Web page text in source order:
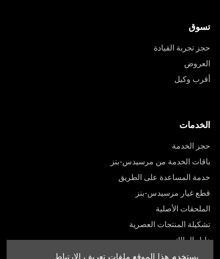
يستخدم هذا الموقع ملفات تعريف الارتباط
تسوق
حجز تجربة القيادة
العروض
أقرب وكيل
الخدمات
حجز الخدمة
باقات الخدمة من مرسيدس-بنز
خدمة المساعدة على الطريق
قطع غيار مرسيدس-بنز
الملحقات الأصلية
تشكيلة المنتجات العصرية
دليل المالك